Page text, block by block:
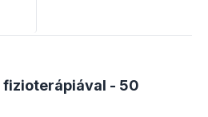
fizioterápiával - 50